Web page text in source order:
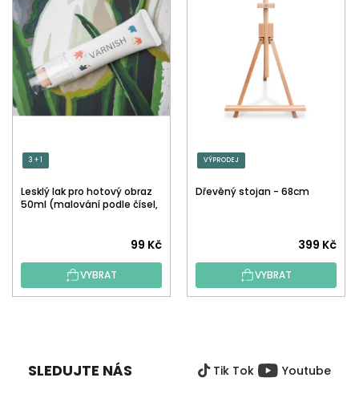
3 + 1
Lesklý lak pro hotový obraz
50ml (malování podle čísel,
hodnocení
produktu
je
hvězdiček.
99 Kč
VYBRAT
VÝPRODEJ
Dřevěný stojan - 68cm
399 Kč
VYBRAT
SLEDUJTE NÁS Tik Tok Youtube